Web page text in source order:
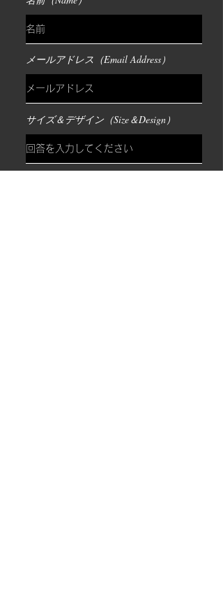
メールアドレス（Email Address）
サイズ＆デザイン（Size＆Design）